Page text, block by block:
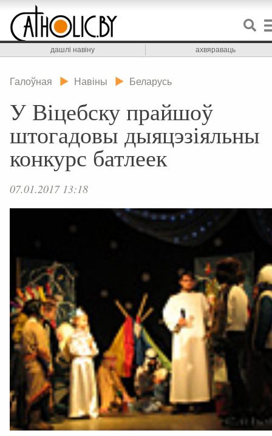
дашлі навіну ахвяраваць
Галоўная Навіны Беларусь
У Віцебску прайшоў
штогадовы дыяцэзіяльны
конкурс батлеек
07.01.2017 13:18